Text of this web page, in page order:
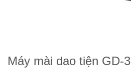
Máy mài dao tiện GD-3